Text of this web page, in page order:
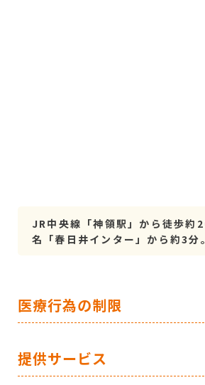
JR中央線「神領駅」から徒歩約
名「春日井インター」から約3分。
医療行為の制限
提供サービス